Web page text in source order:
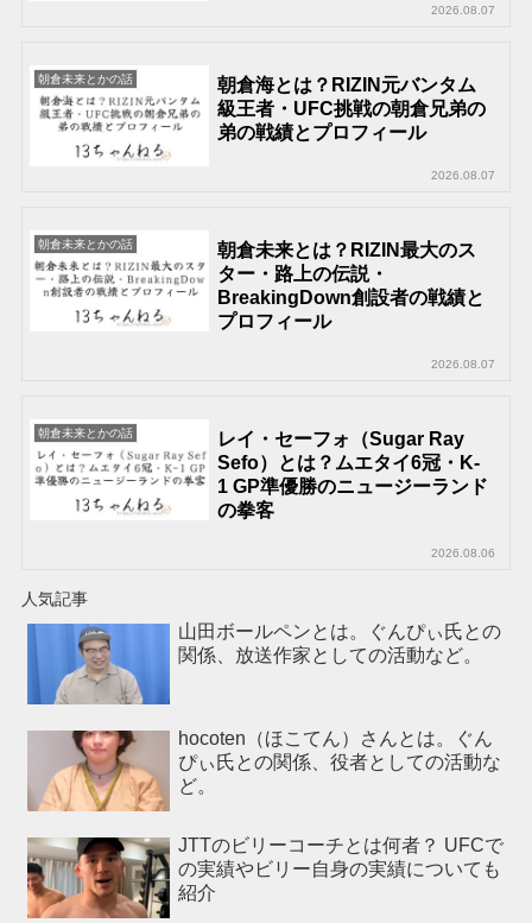
2026.08.07
朝倉未来とかの話
朝倉海とは？RIZIN元バンタム
級王者・UFC挑戦の朝倉兄弟の
弟の戦績とプロフィール
2026.08.07
朝倉未来とかの話
朝倉未来とは？RIZIN最大のス
ター・路上の伝説・
BreakingDown創設者の戦績と
プロフィール
2026.08.07
朝倉未来とかの話
レイ・セーフォ（Sugar Ray
Sefo）とは？ムエタイ6冠・K-
1 GP準優勝のニュージーランド
の拳客
2026.08.06
人気記事
山田ボールペンとは。ぐんぴぃ氏との
関係、放送作家としての活動など。
hocoten（ほこてん）さんとは。ぐん
ぴぃ氏との関係、役者としての活動な
ど。
JTTのビリーコーチとは何者？ UFCで
の実績やビリー自身の実績についても
紹介